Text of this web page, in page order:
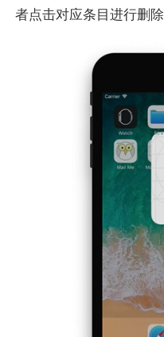
者点击对应条目进行删除